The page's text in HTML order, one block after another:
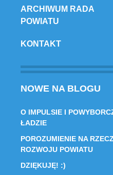
ARCHIWUM RADA
POWIATU
KONTAKT
NOWE NA BLOGU
O IMPULSIE I
ŁADZIE
POROZUMIENIE NA
ROZWOJU POWIATU
DZIĘKUJĘ! :)